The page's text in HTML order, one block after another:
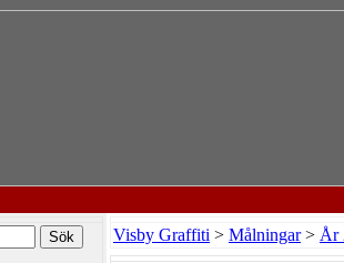
Visby Graffiti > Målningar> År